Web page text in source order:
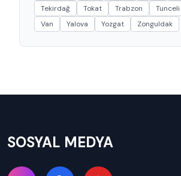
Tekirdağ
Tokat Trabzon Tunceli
Van
Yalova Yozgat Zonguldak
SOSYAL MEDYA